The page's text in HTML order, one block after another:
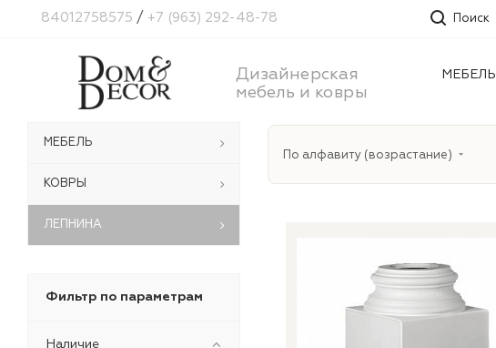
84012758575 / +7 (963) 292-48-78 Поиск
Дизайнерская
мебель и ковры
МЕБЕЛЬ
По алфавиту (возрастание)
МЕБЕЛЬ
КОВРЫ
ЛЕПНИНА
Фильтр по параметрам
Наличие